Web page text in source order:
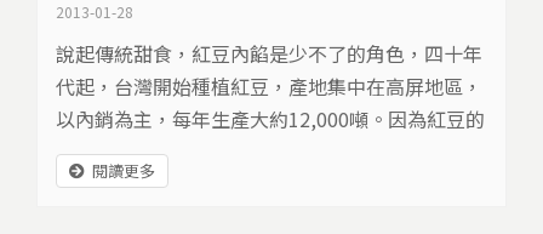
2013-01-28
說起傳統甜食，紅豆內餡是少不了的角色，四十年
代起，台灣開始種植紅豆，產地集中在高屏地區，
以內銷為主，每年生產大約12,000噸。因為紅豆的
市場規模小，價格容易受到中盤商操控，農人為了
求取利潤，擴大種植面積，然而機械採收卻面臨落
閱讀更多